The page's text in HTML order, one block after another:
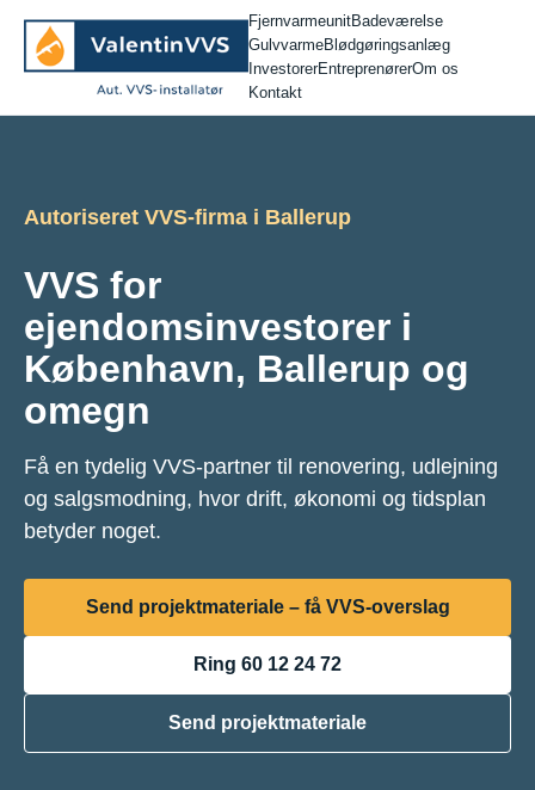
FjernvarmeunitBadeværelse
GulvvarmeBlødgøringsanlæg
InvestorerEntreprenørerOm os
Kontakt
Autoriseret VVS-firma i Ballerup
VVS for
ejendomsinvestorer i
København, Ballerup og
omegn
Få en tydelig VVS-partner til renovering, udlejning
og salgsmodning, hvor drift, økonomi og tidsplan
betyder noget.
Send projektmateriale – få VVS-overslag
Ring 60 12 24 72
Send projektmateriale